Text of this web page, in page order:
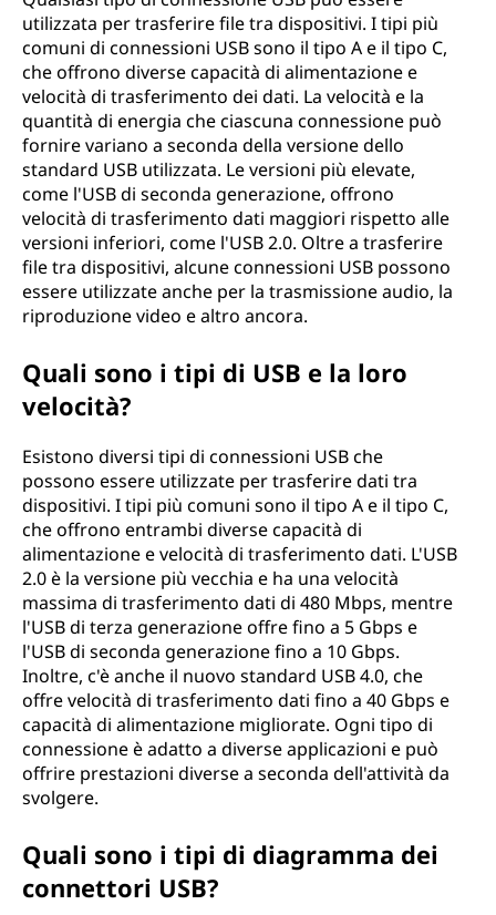
utilizzata per trasferire file tra dispositivi. I tipi più
comuni di connessioni USB sono il tipo A e il tipo C,
che offrono diverse capacità di alimentazione e
velocità di trasferimento dei dati. La velocità e la
quantità di energia che ciascuna connessione può
fornire variano a seconda della versione dello
standard USB utilizzata. Le versioni più elevate,
come l'USB di seconda generazione, offrono
velocità di trasferimento dati maggiori rispetto alle
versioni inferiori, come l'USB 2.0. Oltre a trasferire
file tra dispositivi, alcune connessioni USB possono
essere utilizzate anche per la trasmissione audio, la
riproduzione video e altro ancora.
Quali sono i tipi di USB e la loro
velocità?
Esistono diversi tipi di connessioni USB che
possono essere utilizzate per trasferire dati tra
dispositivi. I tipi più comuni sono il tipo A e il tipo C,
che offrono entrambi diverse capacità di
alimentazione e velocità di trasferimento dati. L'USB
2.0 è la versione più vecchia e ha una velocità
massima di trasferimento dati di 480 Mbps, mentre
l'USB di terza generazione offre fino a 5 Gbps e
l'USB di seconda generazione fino a 10 Gbps.
Inoltre, c'è anche il nuovo standard USB 4.0, che
offre velocità di trasferimento dati fino a 40 Gbps e
capacità di alimentazione migliorate. Ogni tipo di
connessione è adatto a diverse applicazioni e può
offrire prestazioni diverse a seconda dell'attività da
svolgere.
Quali sono i tipi di diagramma dei
connettori USB?